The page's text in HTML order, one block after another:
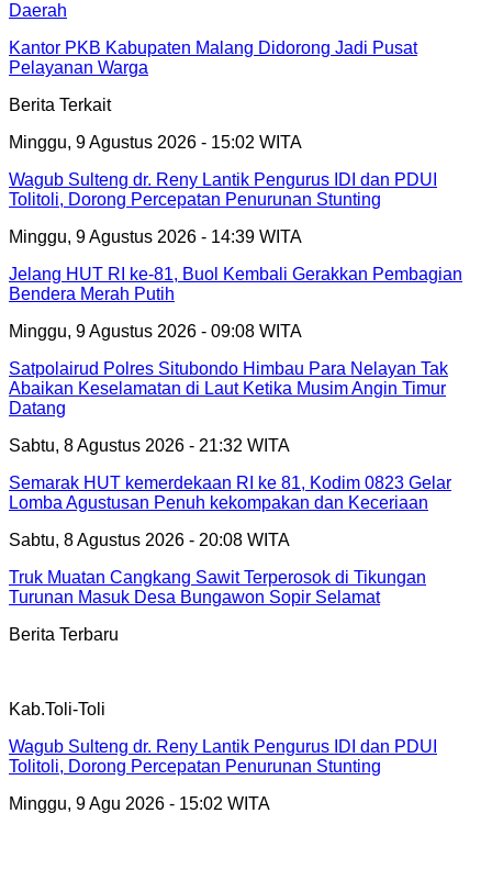
Daerah
Kantor PKB Kabupaten Malang Didorong Jadi Pusat
Pelayanan Warga
Berita Terkait
Minggu, 9 Agustus 2026 - 15:02 WITA
Wagub Sulteng dr. Reny Lantik Pengurus IDI dan PDUI
Tolitoli, Dorong Percepatan Penurunan Stunting
Minggu, 9 Agustus 2026 - 14:39 WITA
Jelang HUT RI ke-81, Buol Kembali Gerakkan Pembagian
Bendera Merah Putih
Minggu, 9 Agustus 2026 - 09:08 WITA
Satpolairud Polres Situbondo Himbau Para Nelayan Tak
Abaikan Keselamatan di Laut Ketika Musim Angin Timur
Datang
Sabtu, 8 Agustus 2026 - 21:32 WITA
Semarak HUT kemerdekaan RI ke 81, Kodim 0823 Gelar
Lomba Agustusan Penuh kekompakan dan Keceriaan
Sabtu, 8 Agustus 2026 - 20:08 WITA
Truk Muatan Cangkang Sawit Terperosok di Tikungan
Turunan Masuk Desa Bungawon Sopir Selamat
Berita Terbaru
Kab.Toli-Toli
Wagub Sulteng dr. Reny Lantik Pengurus IDI dan PDUI
Tolitoli, Dorong Percepatan Penurunan Stunting
Minggu, 9 Agu 2026 - 15:02 WITA